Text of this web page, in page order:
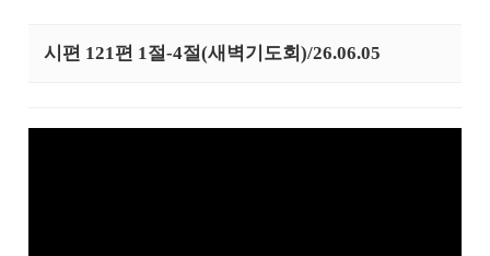
시편 121편 1절-4절(새벽기도회)/26.06.05